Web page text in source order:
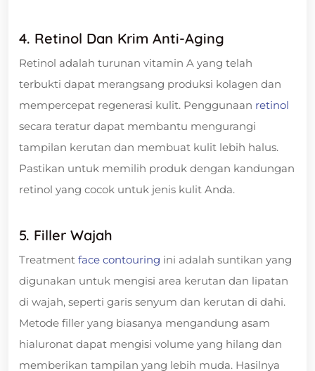
4. Retinol Dan Krim Anti-Aging
Retinol adalah turunan vitamin A yang telah
terbukti dapat merangsang produksi kolagen dan
mempercepat regenerasi kulit. Penggunaan retinol
secara teratur dapat membantu mengurangi
tampilan kerutan dan membuat kulit lebih halus.
Pastikan untuk memilih produk dengan kandungan
retinol yang cocok untuk jenis kulit Anda.
5. Filler Wajah
Treatment face contouring ini adalah suntikan yang
digunakan untuk mengisi area kerutan dan lipatan
di wajah, seperti garis senyum dan kerutan di dahi.
Metode filler yang biasanya mengandung asam
hialuronat dapat mengisi volume yang hilang dan
memberikan tampilan yang lebih muda. Hasilnya